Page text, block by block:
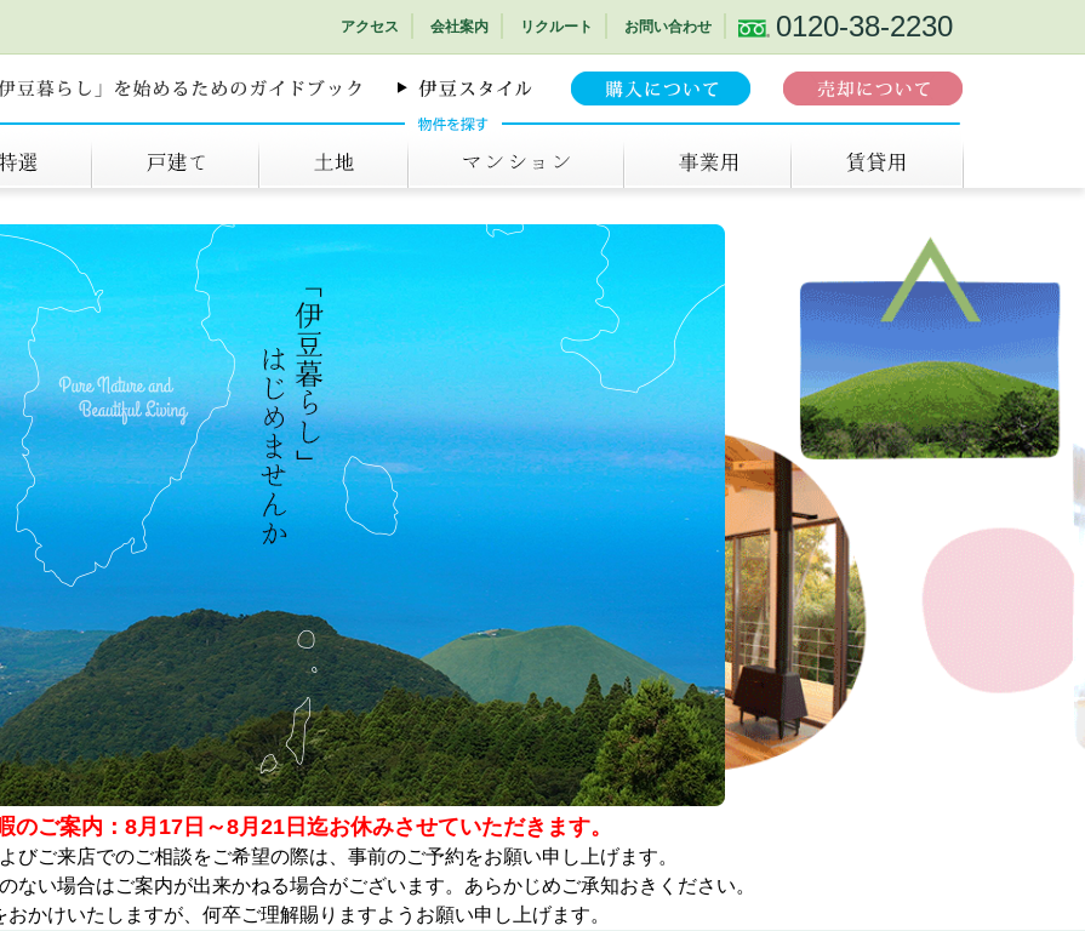
アクセス 会社案内 リクルート お問い合わせ 0120-38-2230
のご案内：8月17日～8月21日迄お休みさせていただきます。
びご来店でのご相談をご希望の際は、事前のご予約をお願い申し上げます。
ない場合はご案内が出来かねる場合がございます。あらかじめご承知おきください。
おかけいたしますが、何卒ご理解賜りますようお願い申し上げます。